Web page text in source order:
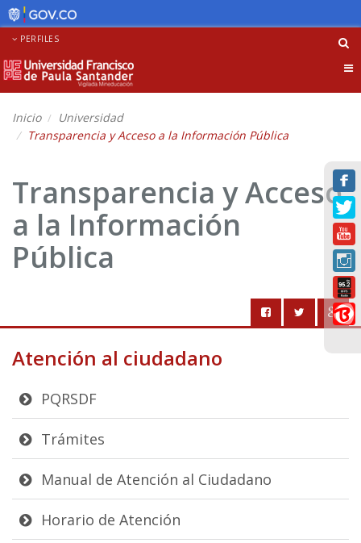
PERFILES
Inicio
Universidad
Transparencia y Acceso a la Información Pública
Transparencia y Acceso
a la Información
Pública
Atención al ciudadano
PQRSDF
Trámites
Manual de Atención al Ciudadano
Horario de Atención